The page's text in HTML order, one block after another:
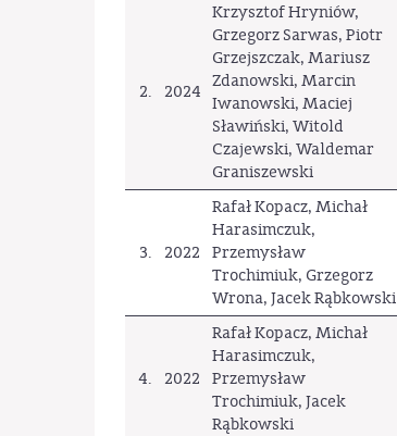
2. 2024
Krzysztof Hryniów,
Grzegorz Sarwas, Piotr
Grzejszczak, Mariusz
Zdanowski, Marcin
Iwanowski, Maciej
Sławiński, Witold
Czajewski, Waldemar
Graniszewski
3. 2022
Rafał Kopacz, Michał
Harasimczuk,
Przemysław
Trochimiuk, Grzegorz
Wrona, Jacek Rąbkowski
4. 2022
Rafał Kopacz, Michał
Harasimczuk,
Przemysław
Trochimiuk, Jacek
Rąbkowski